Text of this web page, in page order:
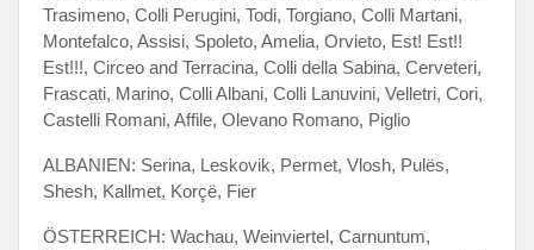
Trasimeno, Colli Perugini, Todi, Torgiano, Colli Martani,
Montefalco, Assisi, Spoleto, Amelia, Orvieto, Est! Est!!
Est!!!, Circeo and Terracina, Colli della Sabina, Cerveteri,
Frascati, Marino, Colli Albani, Colli Lanuvini, Velletri, Cori,
Castelli Romani, Affile, Olevano Romano, Piglio
ALBANIEN: Serina, Leskovik, Permet, Vlosh, Pulës,
Shesh, Kallmet, Korçë, Fier
ÖSTERREICH: Wachau, Weinviertel, Carnuntum,